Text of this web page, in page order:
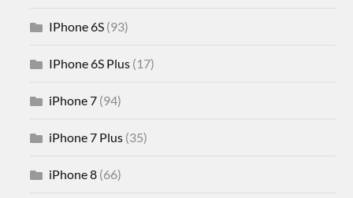
IPhone 6S (93)
IPhone 6S Plus (17)
iPhone 7 (94)
iPhone 7 Plus (35)
iPhone 8 (66)